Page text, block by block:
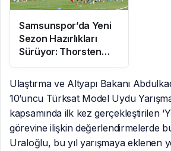
Samsunspor’da Yeni
Sezon Hazırlıkları
Sürüyor: Thorsten
Fink Yönetiminde
İdman
Ulaştırma ve Altyapı Bakanı
10’uncu Türksat Model Uydu
kapsamında ilk kez gerçekleştirilen
görevine ilişkin değerlendirmelerde
Uraloğlu, bu yıl yarışmaya eklenen